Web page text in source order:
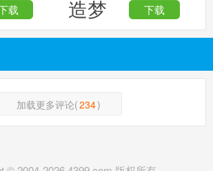
载 下载
加载更多评论(234)